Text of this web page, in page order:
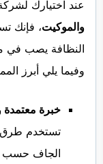
عند اختيارك
والموكيت، فإنك
النظافة يصب في
وفيما يلي أبرز
خبرة معتمدة
تستخدم طرق
الجاف حسب